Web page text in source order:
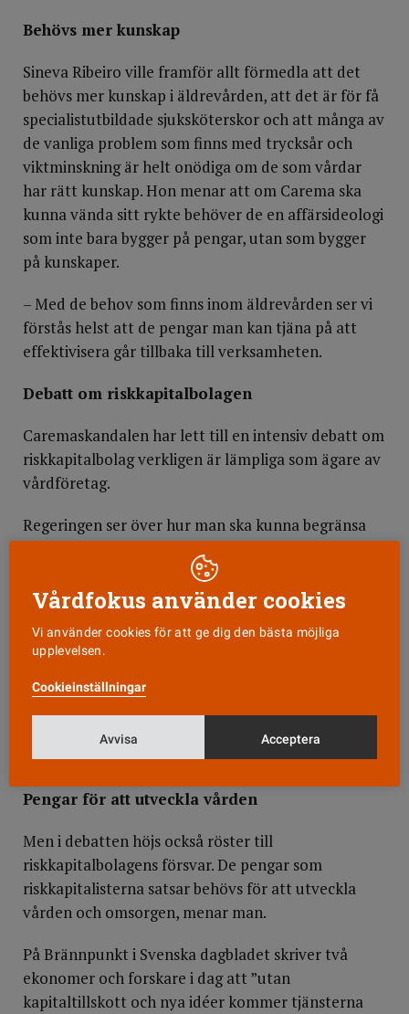
Behövs mer kunskap
Sineva Ribeiro ville framför allt förmedla att det
behövs mer kunskap i äldrevården, att det är för få
specialistutbildade sjuksköterskor och att många av
de vanliga problem som finns med trycksår och
viktminskning är helt onödiga om de som vårdar
har rätt kunskap. Hon menar att om Carema ska
kunna vända sitt rykte behöver de en affärsideologi
som inte bara bygger på pengar, utan som bygger
på kunskaper.
– Med de behov som finns inom äldrevården ser vi
förstås helst att de pengar man kan tjäna på att
effektivisera går tillbaka till verksamheten.
Debatt om riskkapitalbolagen
Caremaskandalen har lett till en intensiv debatt om
riskkapitalbolag verkligen är lämpliga som ägare av
vårdföretag.
Regeringen ser över hur man ska kunna begränsa
avancerad skatteplanering undviker att betala
skatt i Sverige.
Socialdemokraterna anser att det generellt är fel
med riskkapitalbolag med vinstmaximering som
främsta drivkraft i den skatte­finansierade
ett föregångsland. Där får sjukhus ­inte ­drivas i
organisations­former som ­syftar till vinst.
Pengar för att utveckla vården
Men i debatten höjs också röster till
riskkapitalbolagens försvar. De pengar som
riskkapitalisterna satsar behövs för att utveckla
vården och omsorgen, menar man.
På Brännpunkt i Svenska dagbladet skriver två
ekonomer och forskare i dag att ”utan
kapitaltillskott och nya idéer kommer tjänsterna
Vårdfokus använder cookies
Vi använder cookies för att ge dig den bästa möjliga
upplevelsen.
Cookieinställningar
Avvisa Acceptera